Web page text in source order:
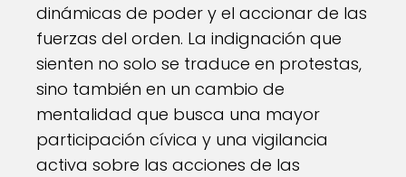
dinámicas de poder y el accionar de las
fuerzas del orden. La indignación que
sienten no solo se traduce en protestas,
sino también en un cambio de
mentalidad que busca una mayor
participación cívica y una vigilancia
activa sobre las acciones de las